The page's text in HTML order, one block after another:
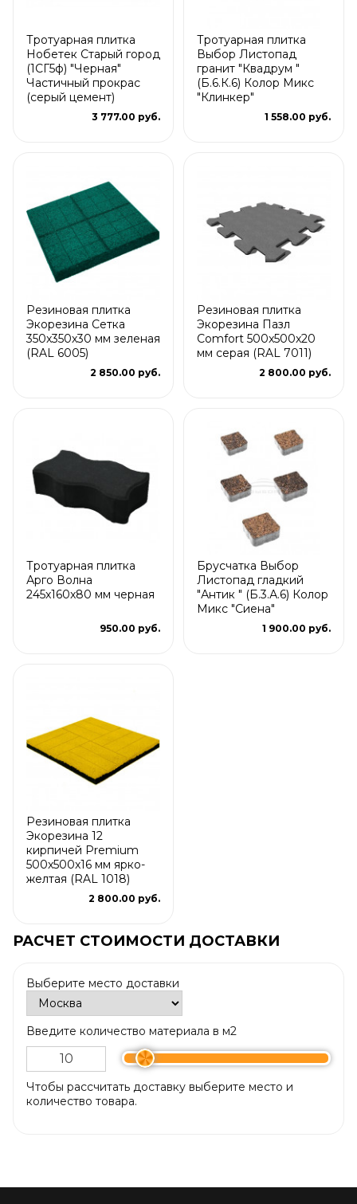
Тротуарная плитка
Нобетек Старый город
(1СГ5ф) "Черная"
Частичный прокрас
(серый цемент)
3 777.00 руб.
Тротуарная плитка
Выбор Листопад
гранит "Квадрум "
(Б.6.К.6) Колор Микс
"Клинкер"
1 558.00 руб.
Резиновая плитка
Экорезина Сетка
350x350x30 мм зеленая
(RAL 6005)
2 850.00 руб.
Резиновая плитка
Экорезина Пазл
Comfort 500x500x20
мм серая (RAL 7011)
2 800.00 руб.
Тротуарная плитка
Арго Волна
245x160x80 мм черная
950.00 руб.
Брусчатка Выбор
Листопад гладкий
"Антик " (Б.3.А.6) Колор
Микс "Сиена"
1 900.00 руб.
Резиновая плитка
Экорезина 12
кирпичей Premium
500x500x16 мм ярко-
желтая (RAL 1018)
2 800.00 руб.
РАСЧЕТ СТОИМОСТИ ДОСТАВКИ
Выберите место доставки
Введите количество материала в м2
Чтобы рассчитать доставку выберите место и
количество товара.